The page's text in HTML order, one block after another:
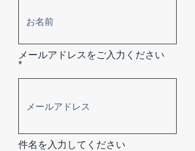
メールアドレスをご入力ください
件名を入力してください